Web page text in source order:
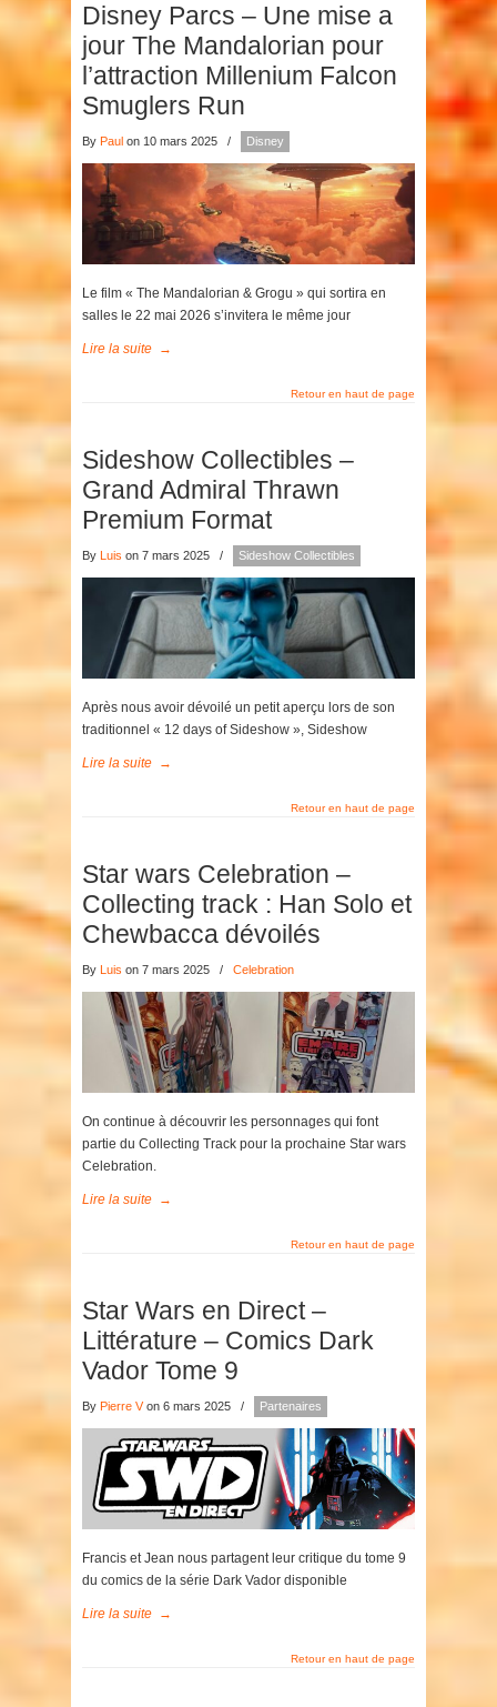
Disney Parcs – Une mise a
jour The Mandalorian pour
l’attraction Millenium Falcon
Smuglers Run
By Paul on 10 mars 2025 / Disney
Le film « The Mandalorian & Grogu » qui sortira en
salles le 22 mai 2026 s’invitera le même jour
Lire la suite →
Retour en haut de page
Sideshow Collectibles –
Grand Admiral Thrawn
Premium Format
By Luis on 7 mars 2025 / Sideshow Collectibles
Après nous avoir dévoilé un petit aperçu lors de son
traditionnel « 12 days of Sideshow », Sideshow
Lire la suite →
Retour en haut de page
Star wars Celebration –
Collecting track : Han Solo et
Chewbacca dévoilés
By Luis on 7 mars 2025 / Celebration
On continue à découvrir les personnages qui font
partie du Collecting Track pour la prochaine Star wars
Celebration.
Lire la suite →
Retour en haut de page
Star Wars en Direct –
Littérature – Comics Dark
Vador Tome 9
By Pierre Von 6 mars 2025 / Partenaires
Francis et Jean nous partagent leur critique du tome 9
du comics de la série Dark Vador disponible
Lire la suite →
Retour en haut de page